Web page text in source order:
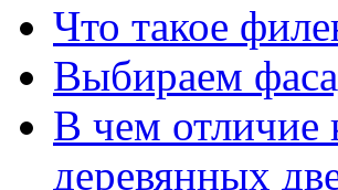
Что такое
Выбираем
В чем отличие
деревянных